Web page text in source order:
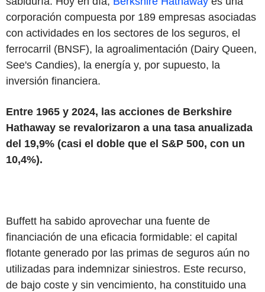
corporación compuesta por 189 empresas asociadas
con actividades en los sectores de los seguros, el
ferrocarril (BNSF), la agroalimentación (Dairy Queen,
See's Candies), la energía y, por supuesto, la
inversión financiera.
Entre 1965 y 2024, las acciones de Berkshire
Hathaway se revalorizaron a una tasa anualizada
del 19,9% (casi el doble que el S&P 500, con un
10,4%).
Buffett ha sabido aprovechar una fuente de
financiación de una eficacia formidable: el capital
flotante generado por las primas de seguros aún no
utilizadas para indemnizar siniestros. Este recurso,
de bajo coste y sin vencimiento, ha constituido una